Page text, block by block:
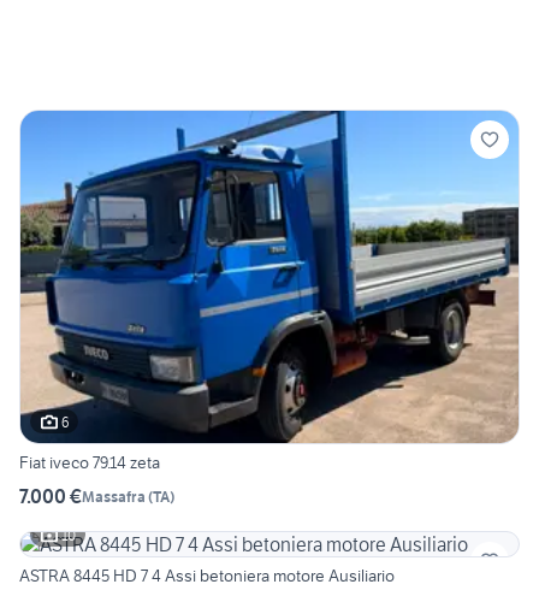
6
Fiat iveco 79.14 zeta
7.000 €Massafra (TA)
10
ASTRA 8445 HD 7 4 Assi betoniera motore Ausiliario